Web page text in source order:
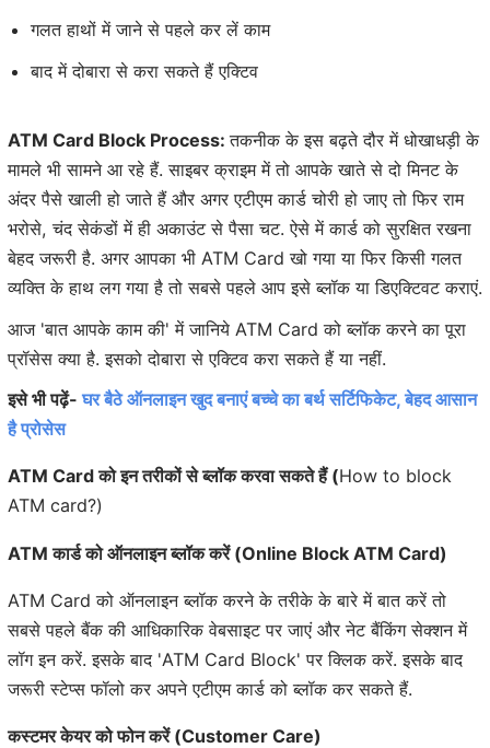
गलत हाथों में जाने से पहले कर लें काम
बाद में दोबारा से करा सकते हैं एक्टिव
ATM Card Block Process:तकनीक के इस बढ़ते दौर में धोखाधड़ी के
मामले भी सामने आ रहे हैं. साइबर क्राइम में तो आपके खाते से दो मिनट के
अंदर पैसे खाली हो जाते हैं और अगर एटीएम कार्ड चोरी हो जाए तो फिर राम
भरोसे, चंद सेकंडों में ही अकाउंट से पैसा चट. ऐसे में कार्ड को सुरक्षित रखना
बेहद जरूरी है. अगर आपका भी ATM Card खो गया या फिर किसी गलत
व्यक्ति के हाथ लग गया है तो सबसे पहले आप इसे ब्लॉक या डिएक्टिवट कराएं.
आज 'बात आपके काम की' में जानिये ATM Card को ब्लॉक करने का पूरा
प्रॉसेस क्या है. इसको दोबारा से एक्टिव करा सकते हैं या नहीं.
इसे भी पढ़ें-घर बैठे ऑनलाइन खुद बनाएं बच्चे का बर्थ सर्टिफिकेट, बेहद आसान
है प्रोसेस
ATM Card को इन तरीकों से ब्लॉक करवा सकते हैं (How to block
ATM card?)
ATM कार्ड को ऑनलाइन ब्लॉक करें (Online Block ATM Card)
ATM Card को ऑनलाइन ब्लॉक करने के तरीके के बारे में बात करें तो
सबसे पहले बैंक की आधिकारिक वेबसाइट पर जाएं और नेट बैंकिंग सेक्शन में
लॉग इन करें. इसके बाद 'ATM Card Block' पर क्लिक करें. इसके बाद
जरूरी स्टेप्स फॉलो कर अपने एटीएम कार्ड को ब्लॉक कर सकते हैं.
कस्टमर केयर को फोन करें (Customer Care)